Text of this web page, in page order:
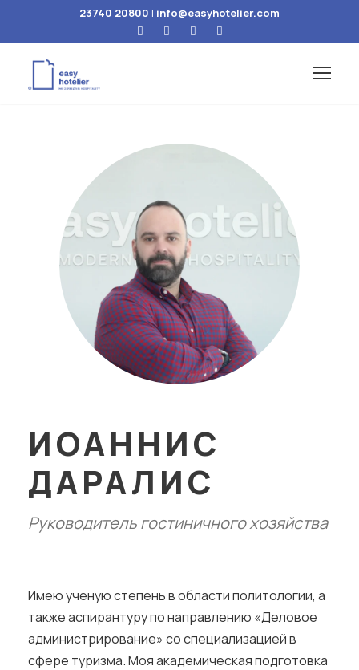
23740 20800 | info@easyhotelier.com
ИОАННИС
ДАРАЛИС
Руководитель гостиничного хозяйства
Имею ученую степень в области политологии, а
также аспирантуру по направлению «Деловое
администрирование» со специализацией в
сфере туризма. Моя академическая подготовка